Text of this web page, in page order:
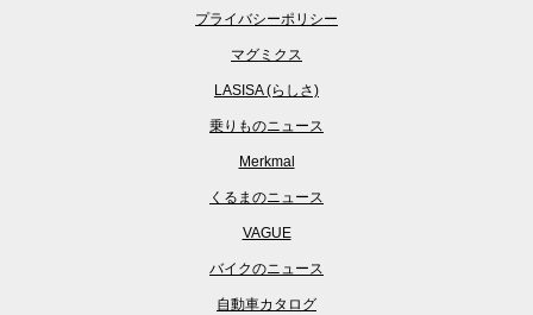
プライバシーポリシー
マグミクス
LASISA (らしさ)
乗りものニュース
Merkmal
くるまのニュース
VAGUE
バイクのニュース
自動車カタログ